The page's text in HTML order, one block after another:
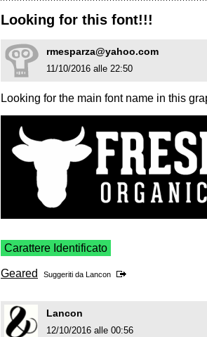
Looking for this font!!!
rmesparza@yahoo.com
11/10/2016 alle 22:50
Looking for the main font name in this
Carattere Identificato
Geared Suggeriti da Lancon
Lancon
12/10/2016 alle 00:56